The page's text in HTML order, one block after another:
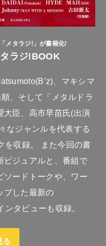
メタラジ!」が書籍化!
ラジ!BOOK
、マキシマ
、そして「メタルドラ
大臣、高市早苗氏(出演
なジャンルを代表する
を収録。 また今回の書
ビジュアルと、番組で
ソードトークや、ワー
プした最新の
タビューも収録。
る